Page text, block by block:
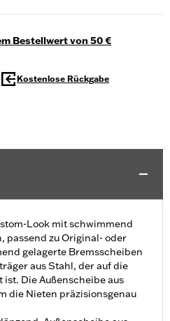
Bestellwert von 50 €
Kostenlose Rückgabe
Look mit schwimmend
passend zu Original- oder
gelagerte Bremsscheiben
aus Stahl, der auf die
ist. Die Außenscheibe aus
die Nieten präzisionsgenau